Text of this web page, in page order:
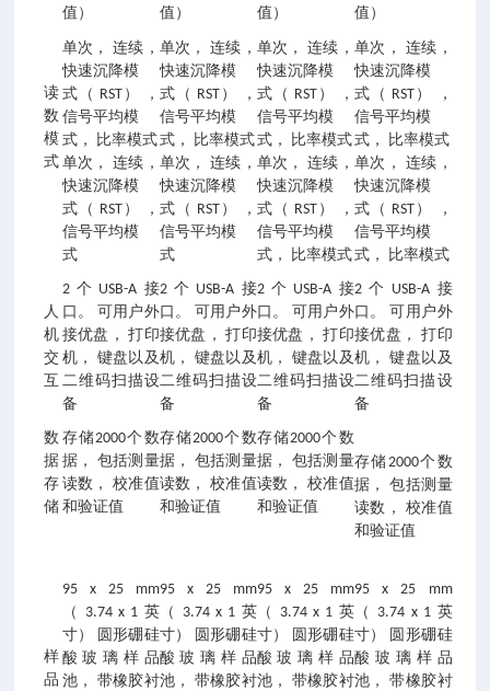
值）
值）
值）
值）
读
数
模
式
单次， 连续，
快速沉降模
式（ RST） ，
信号平均模
式， 比率模式
单次， 连续，
快速沉降模
式（ RST） ，
信号平均模
式
单次， 连续，
快速沉降模
式（ RST） ，
信号平均模
式， 比率模式
单次， 连续，
快速沉降模
式（ RST） ，
信号平均模
式
单次， 连续，
快速沉降模
式（ RST） ，
信号平均模
式， 比率模式
单次， 连续，
快速沉降模
式（ RST） ，
信号平均模
式， 比率模式
单次， 连续，
快速沉降模
式（ RST） ，
信号平均模
式， 比率模式
单次， 连续，
快速沉降模
式（ RST） ，
信号平均模
式， 比率模式
人
机
交
互
2个USB-A接
口。 可用户外
接优盘， 打印
机， 键盘以及
二维码扫描设
备
2个USB-A接
口。 可用户外
接优盘， 打印
机， 键盘以及
二维码扫描设
备
2个USB-A接
口。 可用户外
接优盘， 打印
机， 键盘以及
二维码扫描设
备
2个USB-A接
口。 可用户外
接优盘， 打印
机， 键盘以及
二维码扫描设
备
数
据
存
储
存储2000个数
据， 包括测量
读数， 校准值
和验证值
存储2000个数
据， 包括测量
读数， 校准值
和验证值
存储2000个数
据， 包括测量
读数， 校准值
和验证值
存储2000个数
据， 包括测量
读数， 校准值
和验证值
样
品
95 x 25 mm
（ 3.74 x 1 英
寸） 圆形硼硅
酸玻璃样品
池， 带橡胶衬
95 x 25 mm
（ 3.74 x 1 英
寸） 圆形硼硅
酸玻璃样品
池， 带橡胶衬
95 x 25 mm
（ 3.74 x 1 英
寸） 圆形硼硅
酸玻璃样品
池， 带橡胶衬
95 x 25 mm
（ 3.74 x 1 英
寸） 圆形硼硅
酸玻璃样品
池， 带橡胶衬